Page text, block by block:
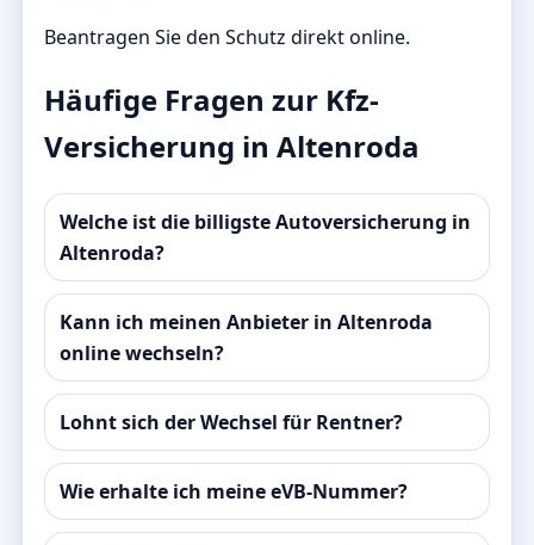
Beantragen Sie den Schutz direkt online.
Häufige Fragen zur Kfz-
Versicherung in Altenroda
Welche ist die billigste Autoversicherung in
Altenroda?
Kann ich meinen Anbieter in Altenroda
online wechseln?
Lohnt sich der Wechsel für Rentner?
Wie erhalte ich meine eVB-Nummer?